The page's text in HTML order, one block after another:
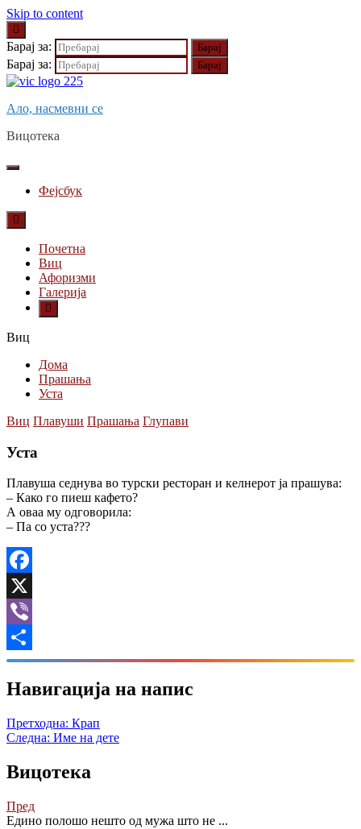
Skip to content
Барај за:
Барај за:
Ало, насмевни се
Вицотека
Фејсбук
Почетна
Виц
Афоризми
Галерија
Виц
Дома
Прашања
Уста
Виц Плавуши Прашања Глупави
Уста
Плавуша седнува во турски ресторан и келнерот ја прашува:
– Како го пиеш кафето?
А оваа му одговорила:
– Па со уста???
Facebook
X
Viber
Share
Навигација на напис
Претходна: Крап
Следна: Име на дете
Вицотека
Пред
Едино полошо нешто од мужа што не ...